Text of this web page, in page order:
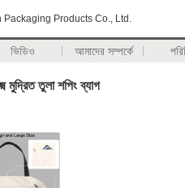
Products Co., Ltd.
ভিডিও আমাদের সম্পর্কে
মুদ্রিত তুলা শপিং ব্যাগ